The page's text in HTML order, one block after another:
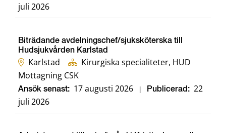
juli 2026
Biträdande avdelningschef/sjuksköterska till
Hudsjukvården Karlstad
Karlstad
Kirurgiska specialiteter, HUD
Mottagning CSK
Ansök senast: 17 augusti 2026 Publicerad: 22
juli 2026